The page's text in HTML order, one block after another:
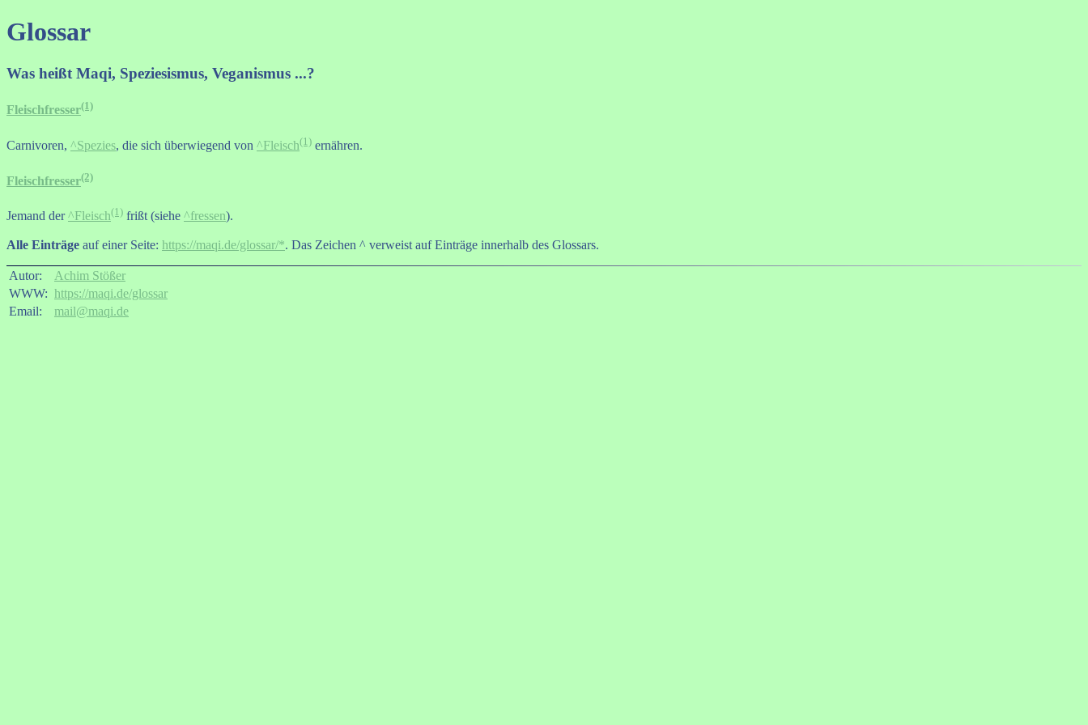
Glossar
Was heißt Maqi, Speziesismus, Veganismus ...?
Fleischfresser(1)
Carnivoren, ^Spezies, die sich überwiegend von ^Fleisch(1) ernähren.
Fleischfresser(2)
Jemand der^Fleisch(1) frißt (siehe ^fressen).
Alle Einträge auf einer Seite: https://maqi.de/glossar/*. Das Zeichen ^ verweist auf Einträge innerhalb des Glossars.
Autor:
Achim Stößer
WWW: https://maqi.de/glossar
Email:
mail@maqi.de